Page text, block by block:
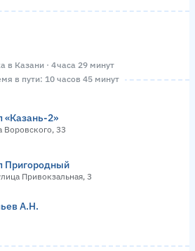
в Казани · 4 часа 29 минут
в пути: 10 часов 45 минут
«‎Казань-2»
Воровского, 33
Пригородный
Привокзальная, 3
А.Н.